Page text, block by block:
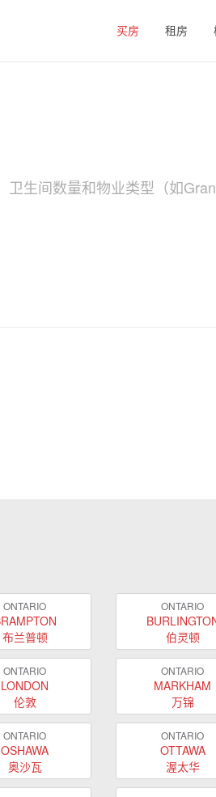
买房 租房
生间数量和物业类型（如
ONTARIO
布兰普顿
ONTARIO
伯灵顿
ONTARIO
LONDON
伦敦
ONTARIO
MARKHAM
万锦
ONTARIO
OSHAWA
奥沙瓦
ONTARIO
OTTAWA
渥太华